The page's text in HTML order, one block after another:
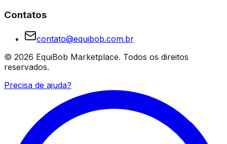
Contatos
contato@equibob.com.br
© 2026 EquiBob Marketplace. Todos os direitos
reservados.
Precisa de ajuda?